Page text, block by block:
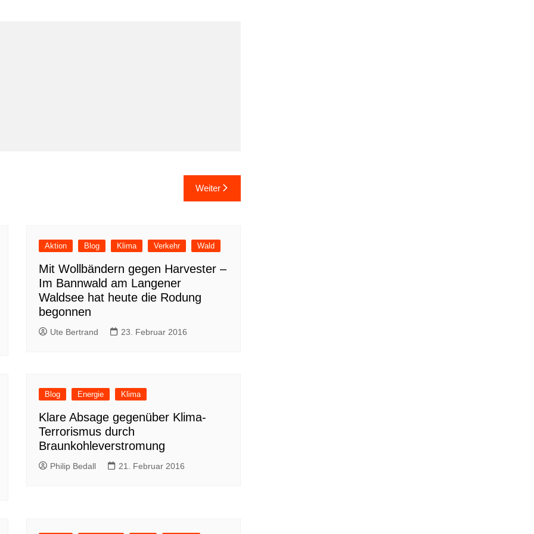
Weiter
Aktion Blog Klima Verkehr Wald
Mit Wollbändern gegen Harvester –
Im Bannwald am Langener
Waldsee hat heute die Rodung
begonnen
Ute Bertrand 23. Februar 2016
Blog Energie Klima
Klare Absage gegenüber Klima-
Terrorismus durch
Braunkohleverstromung
Philip Bedall 21. Februar 2016